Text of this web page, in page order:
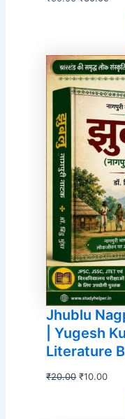
Jhublu
| Yugesh
Literature
₹20.00 Original
₹10.00